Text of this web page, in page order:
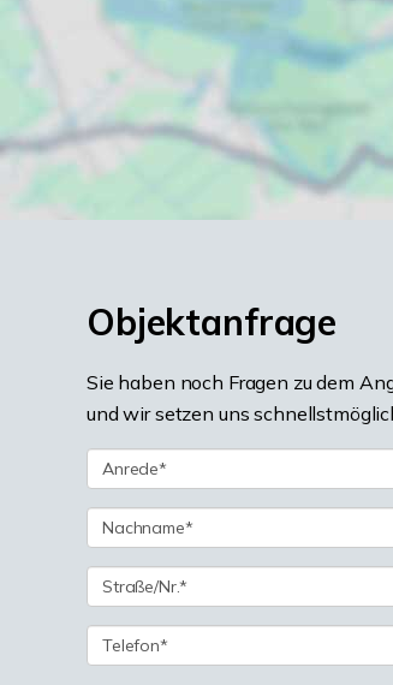
Objektanfrage
Sie haben noch Fragen zu dem
und wir setzen uns